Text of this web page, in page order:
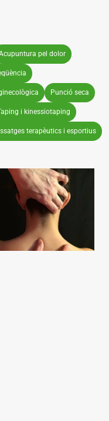
pel dolor
Punció seca
i kinessiotaping
terapèutics i esportius